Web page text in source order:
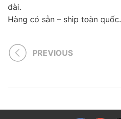
dài.
Hàng có sẵn – ship toàn quốc.
PREVIOUS